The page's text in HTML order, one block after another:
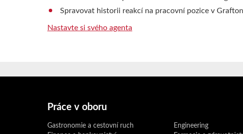
Spravovat historii reakcí na pracovní pozice v
Nastavte si svého agenta
Práce v oboru
Gastronomie a cestovní ruch
Engineering